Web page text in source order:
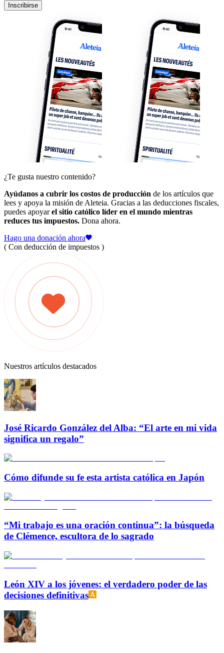
Inscribirse
¿Te gusta nuestro contenido?
Ayúdanos a cubrir los costos de producción de los artículos que
lees y apoya la misión de Aleteia. Gracias a las deducciones fiscales,
puedes apoyarel sitio católico líder en el mundo mientras
reduces tus impuestos. Dona ahora.
Hago una donación ahora
( Con deducción de impuestos )
Nuestros artículos destacados
José Ricardo González del Alba: “El arte en mi vida
significa un regalo”
Cómo difunde su fe esta artista católica en Japón
“Mi trabajo es una oración continua”: la búsqueda
de Clémence, escultora de lo sagrado
León XIV a los jóvenes: el verdadero poder de las
decisiones definitivas